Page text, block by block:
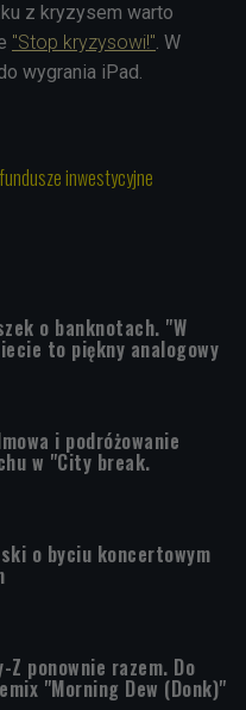
z kryzysem warto
"Stop kryzysowi!". W
wygrania iPad.
fundusze inwestycyjne
o banknotach. "W
to piękny analogowy
i podróżowanie
w "City break.
o byciu koncertowym
Z ponownie razem. Do
"Morning Dew (Donk)"